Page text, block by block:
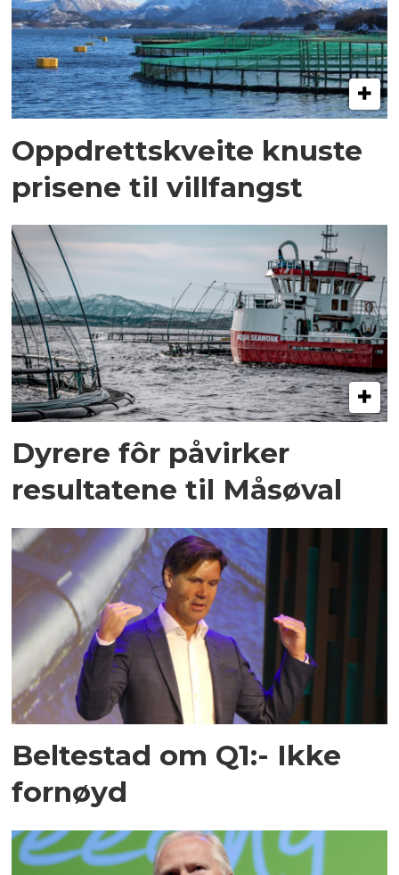
Oppdrettskveite knuste
prisene til villfangst
Dyrere fôr påvirker
resultatene til Måsøval
Beltestad om Q1:- Ikke
fornøyd